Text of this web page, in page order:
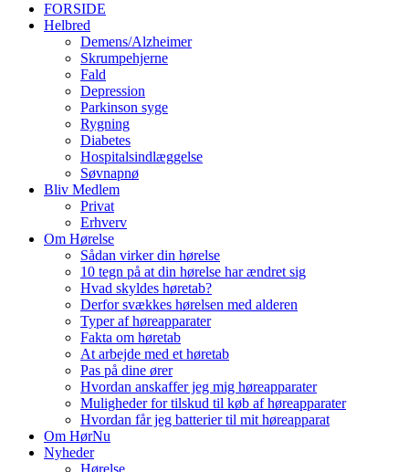
FORSIDE
Helbred
Demens/Alzheimer
Skrumpehjerne
Fald
Depression
Parkinson syge
Rygning
Diabetes
Hospitalsindlæggelse
Søvnapnø
Bliv Medlem
Privat
Erhverv
Om Hørelse
Sådan virker din hørelse
10 tegn på at din hørelse har ændret sig
Hvad skyldes høretab?
Derfor svækkes hørelsen med alderen
Typer af høreapparater
Fakta om høretab
At arbejde med et høretab
Pas på dine ører
Hvordan anskaffer jeg mig høreapparater
Muligheder for tilskud til køb af høreapparater
Hvordan får jeg batterier til mit høreapparat
Om HørNu
Nyheder
Hørelse